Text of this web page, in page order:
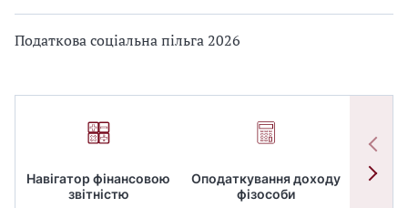
Податкова соціальна пільга 2026
Навігатор фінансовою
звітністю
Оподаткування доходу
фізособи